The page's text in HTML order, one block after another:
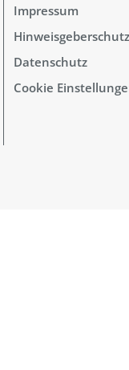
Impressum
Hinweisgeberschutz
Datenschutz
Cookie